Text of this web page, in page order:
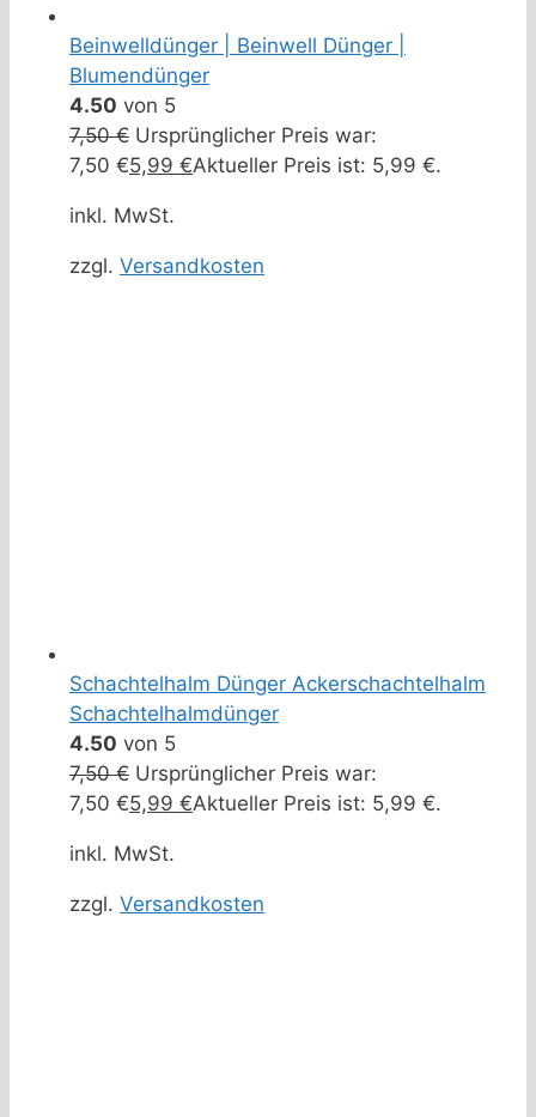
Beinwelldünger | Beinwell Dünger |
Blumendünger
4.50 von 5
7,50€ Ursprünglicher Preis war:
7,50 €5,99 €Aktueller Preis ist: 5,99 €.
inkl. MwSt.
zzgl. Versandkosten
Schachtelhalm Dünger Ackerschachtelhalm
Schachtelhalmdünger
4.50 von 5
7,50€ Ursprünglicher Preis war:
7,50 €5,99 €Aktueller Preis ist: 5,99 €.
inkl. MwSt.
zzgl. Versandkosten